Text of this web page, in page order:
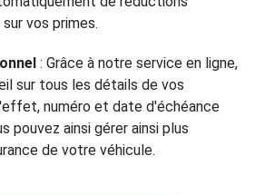
vos primes.
: Grâce à notre service en ligne,
sur tous les détails de vos
numéro et date d'échéance
pouvez ainsi gérer ainsi plus
de votre véhicule.